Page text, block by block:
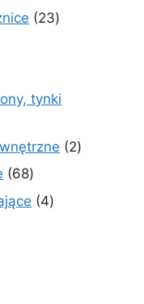
produktów
2323
tynki
22
6868
produktów
44